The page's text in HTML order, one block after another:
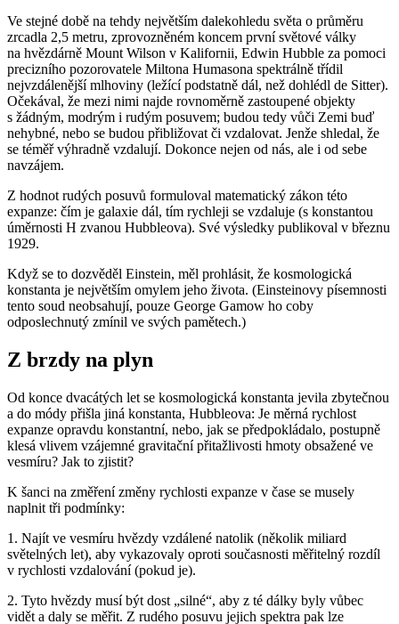
Ve stejné době na tehdy největším dalekohledu světa o průměru
zrcadla 2,5 metru, zprovozněném koncem první světové války
na hvězdárně Mount Wilson v Kalifornii, Edwin Hubble za pomoci
precizního pozorovatele Miltona Humasona spektrálně třídil
nejvzdálenější mlhoviny (ležící podstatně dál, než dohlédl de Sitter).
Očekával, že mezi nimi najde rovnoměrně zastoupené objekty
s žádným, modrým i rudým posuvem; budou tedy vůči Zemi buď
nehybné, nebo se budou přibližovat či vzdalovat. Jenže shledal, že
se téměř výhradně vzdalují. Dokonce nejen od nás, ale i od sebe
navzájem.
Z hodnot rudých posuvů formuloval matematický zákon této
expanze: čím je galaxie dál, tím rychleji se vzdaluje (s konstantou
úměrnosti H zvanou Hubbleova). Své výsledky publikoval v březnu
1929.
Když se to dozvěděl Einstein, měl prohlásit, že kosmologická
konstanta je největším omylem jeho života. (Einsteinovy písemnosti
tento soud neobsahují, pouze George Gamow ho coby
odposlechnutý zmínil ve svých pamětech.)
Z brzdy na plyn
Od konce dvacátých let se kosmologická konstanta jevila zbytečnou
a do módy přišla jiná konstanta, Hubbleova: Je měrná rychlost
expanze opravdu konstantní, nebo, jak se předpokládalo, postupně
klesá vlivem vzájemné gravitační přitažlivosti hmoty obsažené ve
vesmíru? Jak to zjistit?
K šanci na změření změny rychlosti expanze v čase se musely
naplnit tři podmínky:
1. Najít ve vesmíru hvězdy vzdálené natolik (několik miliard
světelných let), aby vykazovaly oproti současnosti měřitelný rozdíl
v rychlosti vzdalování (pokud je).
2. Tyto hvězdy musí být dost „silné“, aby z té dálky byly vůbec
vidět a daly se měřit. Z rudého posuvu jejich spektra pak lze